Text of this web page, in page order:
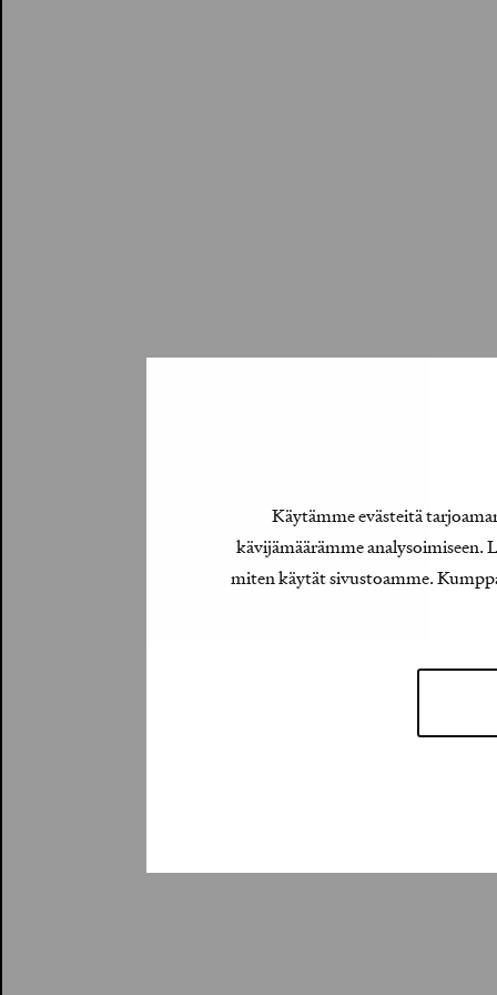
Käytämme evästeitä
kävijämäärämme analysoimiseen.
miten käytät sivustoamme.